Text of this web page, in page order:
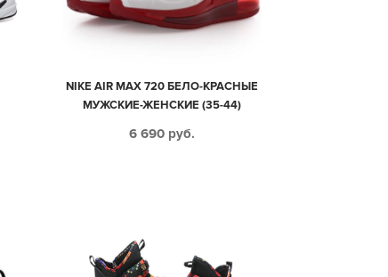
NIKE AIR MAX 720 БЕЛО-КРАСНЫЕ
МУЖСКИЕ-ЖЕНСКИЕ (35-44)
6 690 руб.